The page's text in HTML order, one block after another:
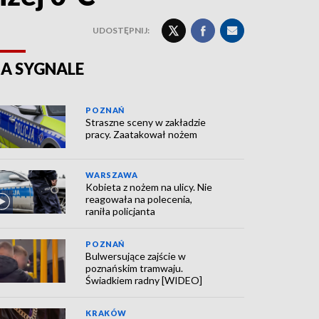
UDOSTĘPNIJ:
SYGNALE
POZNAŃ
Straszne sceny w zakładzie
pracy. Zaatakował nożem
WARSZAWA
Kobieta z nożem na ulicy. Nie
reagowała na polecenia,
raniła policjanta
POZNAŃ
Bulwersujące zajście w
poznańskim tramwaju.
Świadkiem radny [WIDEO]
KRAKÓW